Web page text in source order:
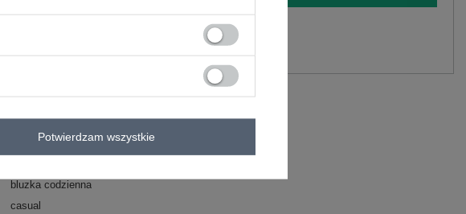
RV-BZ-A1075.96
bluzka codzienna
casual
Potwierdzam wszystkie